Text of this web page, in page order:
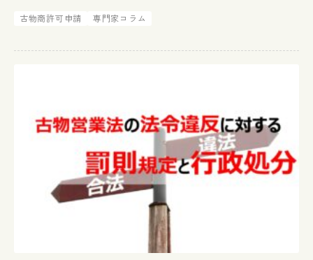
備に関する法律（整備法）」の施行に伴い、古物商許
は資格や職業等によって異な […]
古物商許可申請 専門家コラム